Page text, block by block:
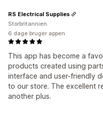
This app has become a
products created using
interface and user-friendly
to our store. The excellent
another plus.
RS Electrical Supplies
Storbritannien
6 dage bruger appen